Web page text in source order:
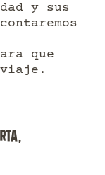
y sus
que
viaje.